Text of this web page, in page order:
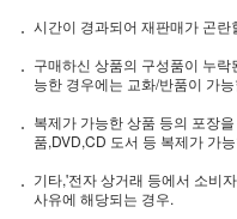
시간이 경과되어 재판매가 곤
구매하신 상품의 구성품이 누
능한 경우에는 교화/반품이 가
복제가 가능한 상품 등의 포장
품,DVD,CD 도서 등 복제가 가
기타,'전자 상거래 등에서 소비
사유에 해당되는 경우.